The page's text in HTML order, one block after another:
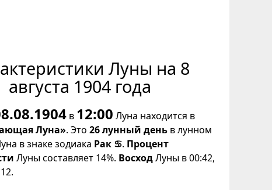
Луны на 8
августа 1904 года
в 12:00 Луна находится в
Луна». Это 26 лунный день в лунном
в знаке зодиака Рак ♋. Процент
Луны составляет 14%. ВосходЛуны в 00:42,